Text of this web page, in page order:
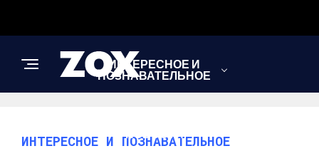
ИНТЕРЕСНОЕ И
ПОЗНАВАТЕЛЬНОЕ
НОВОСТИ
ИНТЕРЕСНОЕ И ПОЗНАВАТЕЛЬНОЕ